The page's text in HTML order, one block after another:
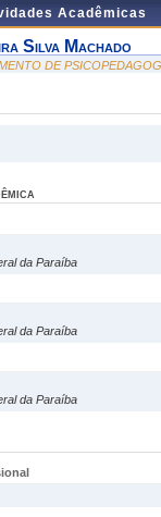
Acadêmicas
Silva Machado
DE
da Paraíba
da Paraíba
da Paraíba